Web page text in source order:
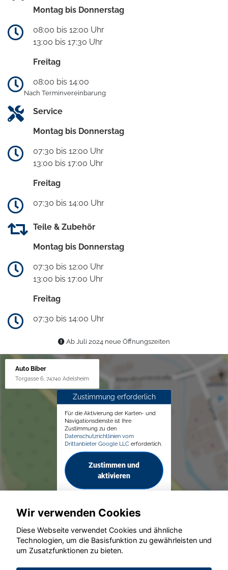
Montag bis Donnerstag
08:00 bis 12:00 Uhr
13:00 bis 17:30 Uhr
Freitag
08:00 bis 14:00
Nach Terminvereinbarung
Service
Montag bis Donnerstag
07:30 bis 12:00 Uhr
13:00 bis 17:00 Uhr
Freitag
07:30 bis 14:00 Uhr
Teile & Zubehör
Montag bis Donnerstag
07:30 bis 12:00 Uhr
13:00 bis 17:00 Uhr
Freitag
07:30 bis 14:00 Uhr
Ab Juli 2024 neue Öffnungszeiten
Auto Biber
Torgasse 6, 74740 Adelsheim
Zustimmung erforderlich
Für die Aktivierung der Karten- und
Navigationsdienste ist Ihre
Zustimmung zu den
Datenschutzrichtlinien vom
Drittanbieter Google LLC erforderlich.
Zustimmen und
aktivieren
© konjunkturmotor.de GmbH 2020 - 2026
Wir verwenden Cookies
Diese Webseite verwendet Cookies und ähnliche
Technologien, um die Basisfunktion zu gewährleisten und
um Zusatzfunktionen zu bieten.